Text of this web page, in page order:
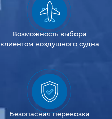
Возможность выбора
клиентом воздушного судна
Безопасная перевозка